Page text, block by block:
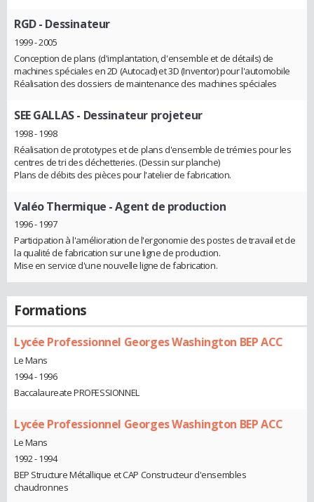
RGD- Dessinateur
1999 - 2005
Conception de plans (d'implantation, d'ensemble et de détails) de
machines spéciales en 2D (Autocad) et 3D (Inventor) pour l'automobile
Réalisation des dossiers de maintenance des machines spéciales
SEE GALLAS- Dessinateur projeteur
1998 - 1998
Réalisation de prototypes et de plans d'ensemble de trémies pour les
centres de tri des déchetteries. (Dessin sur planche)
Plans de débits des pièces pour l'atelier de fabrication.
Valéo Thermique - Agent de production
1996 - 1997
Participation à l'amélioration de l'ergonomie des postes de travail et de
la qualité de fabrication sur une ligne de production.
Mise en service d'une nouvelle ligne de fabrication.
Formations
Lycée Professionnel Georges Washington BEP ACC
Le Mans
1994 - 1996
Baccalaureate PROFESSIONNEL
Lycée Professionnel Georges Washington BEP ACC
Le Mans
1992 - 1994
BEP Structure Métallique et CAP Constructeur d'ensembles
chaudronnes